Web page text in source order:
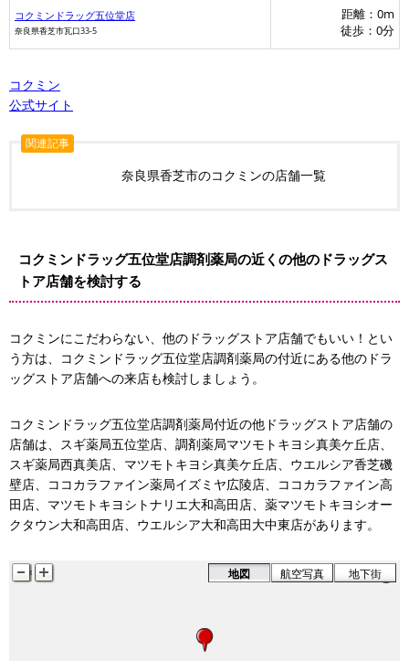
コクミンドラッグ五位堂店
奈良県香芝市瓦口33-5
距離：0m
徒歩：0分
コクミン
公式サイト
関連記事
奈良県香芝市のコクミンの店舗一覧
コクミンドラッグ五位堂店調剤薬局の近くの他のドラッグス
トア店舗を検討する
コクミンにこだわらない、他のドラッグストア店舗でもいい！とい
う方は、コクミンドラッグ五位堂店調剤薬局の付近にある他のドラ
ッグストア店舗への来店も検討しましょう。
コクミンドラッグ五位堂店調剤薬局付近の他ドラッグストア店舗の
店舗は、スギ薬局五位堂店、調剤薬局マツモトキヨシ真美ケ丘店、
スギ薬局西真美店、マツモトキヨシ真美ケ丘店、ウエルシア香芝磯
壁店、ココカラファイン薬局イズミヤ広陵店、ココカラファイン高
田店、マツモトキヨシトナリエ大和高田店、薬マツモトキヨシオー
クタウン大和高田店、ウエルシア大和高田大中東店があります。
マツモ
地図 航空写真 地下街